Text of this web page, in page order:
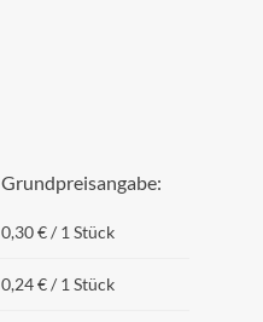
Grundpreisangabe:
0,30 € / 1 Stück
0,24 € / 1 Stück